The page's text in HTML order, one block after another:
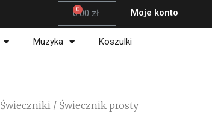
0.00 zł
Wózek Moje konto
Muzyka Koszulki
Świeczniki / Świecznik prosty